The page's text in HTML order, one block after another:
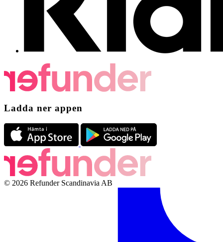
Ladda ner appen
© 2026 Refunder Scandinavia AB